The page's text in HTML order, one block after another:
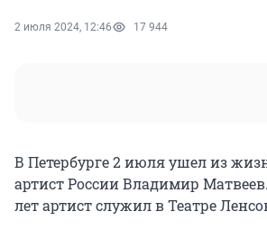
2 июля 2024, 12:46 17 944
В Петербурге 2 июля ушел из
артист России Владимир
лет артист служил в Театре